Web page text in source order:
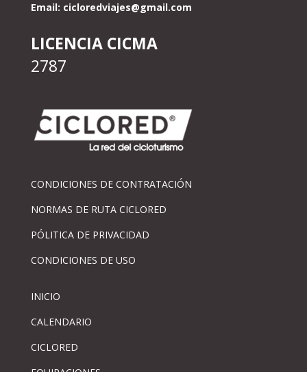
Email: cicloredviajes@gmail.com
LICENCIA CICMA
2787
CONDICIONES DE CONTRATACIÓN
NORMAS DE RUTA CICLORED
PÓLITICA DE PRIVACIDAD
CONDICIONES DE USO
INICIO
CALENDARIO
CICLORED